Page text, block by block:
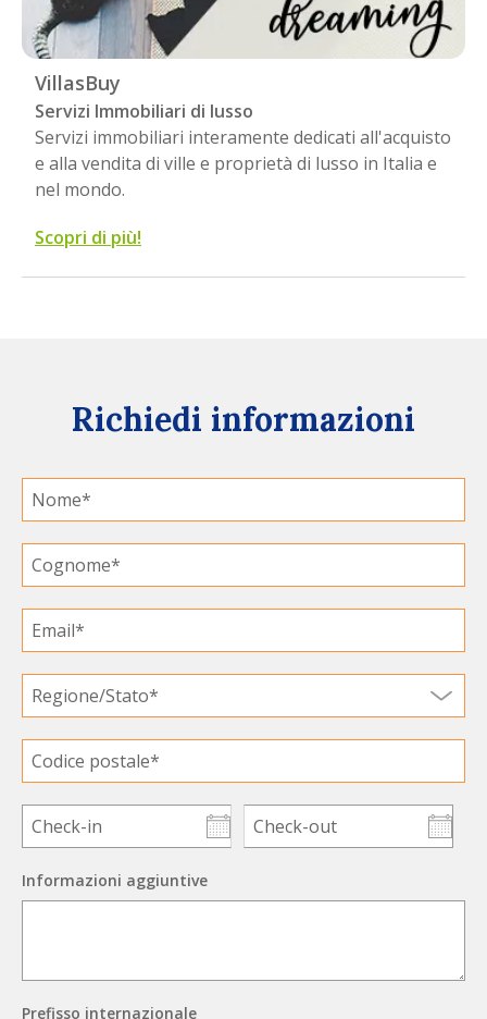
VillasBuy
Servizi Immobiliari di lusso
Servizi immobiliari interamente dedicati all'acquisto
e alla vendita di ville e proprietà di lusso in Italia e
nel mondo.
Scopri di più!
Richiedi informazioni
Informazioni aggiuntive
Prefisso internazionale